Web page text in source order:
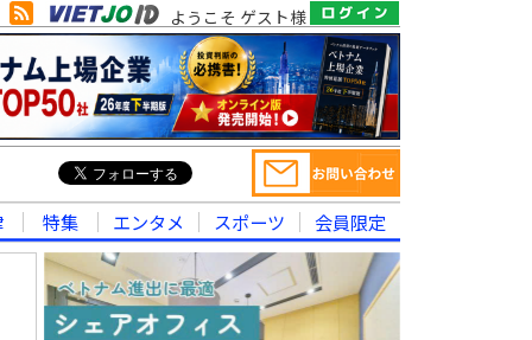
ようこそ ゲスト様
特集 エンタメ スポーツ 会員限定